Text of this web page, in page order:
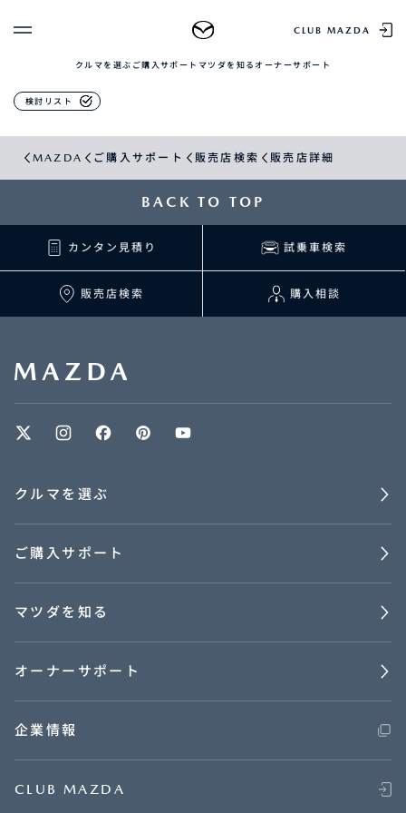
CLUB MAZDA
クルマを選ぶ ご購入サポート マツダを知る オーナーサポート
検討リスト
クルマ購入ガイド
カンタン見積り
販売店検索
試乗車検索
お問合せ/FAQ
ニュースルーム
新規会員登録
QRコード
登録情報の変更
お知らせ配信の登録・解除
ログアウト
販売店検索
MAZDA ご購入サポート 販売店検索 販売店詳細
BACK TO TOP
カンタン見積り 試乗車検索
販売店検索 購入相談
クルマを選ぶ
ご購入サポート
マツダを知る
オーナーサポート
企業情報
CLUB MAZDA